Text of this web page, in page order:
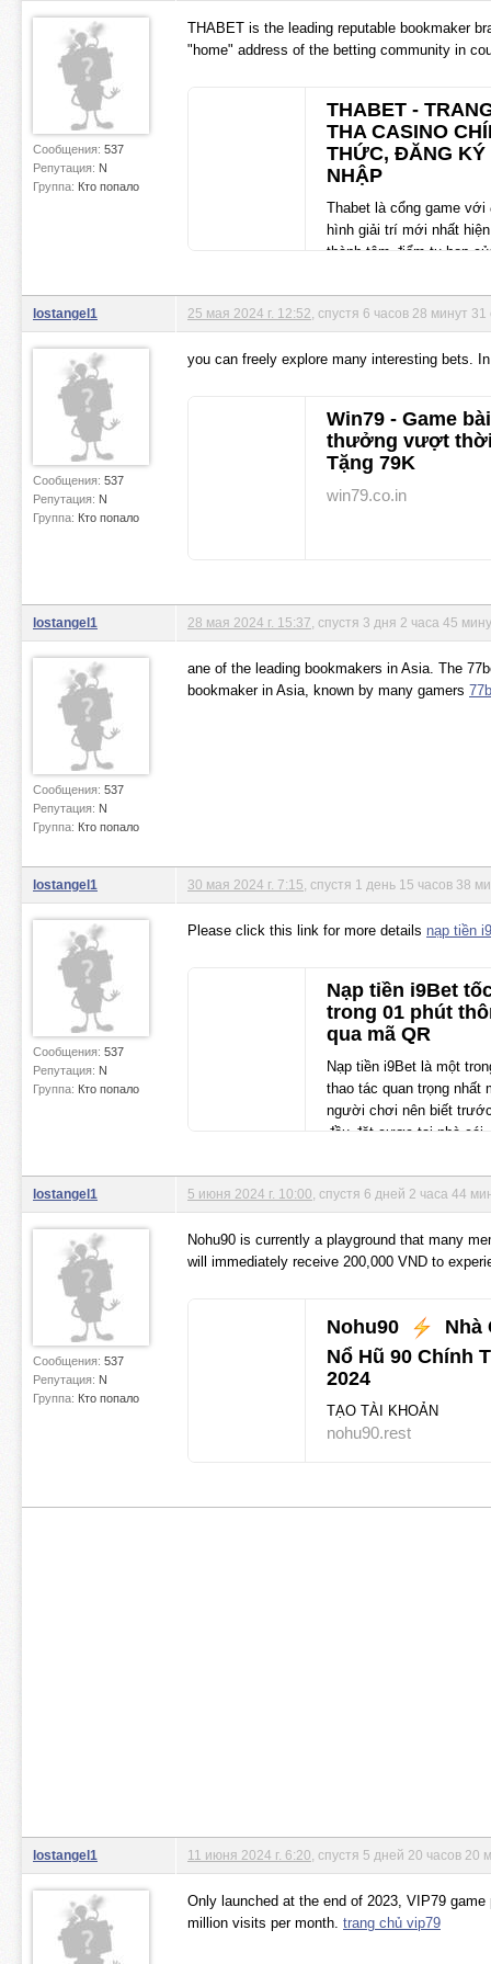
Сообщения: 537
Репутация: N
Группа: Кто попало
THABET is the leading reputable bookmaker
"home" address of the betting community in
THABET -
THA CASINO
THỨC, ĐĂNG
NHẬP
Thabet là cổng game với
hình giải trí mới nhất
thành tâm điểm tụ họp
chúng tôi tham gia v
thabet.boats
lostangel1
Сообщения: 537
Репутация: N
Группа: Кто попало
25 мая 2024 г. 12:52 , спустя 6 часов 28 минут 31
you can freely explore many interesting bets.
Win79 - Game
thưởng vượt
Tặng 79K
win79.co.in
lostangel1
Сообщения: 537
Репутация: N
Группа: Кто попало
28 мая 2024 г. 15:37 , спустя 3 дня 2 часа 45
ane of the leading bookmakers in Asia. The
bookmaker in Asia, known by many gamers
lostangel1
Сообщения: 537
Репутация: N
Группа: Кто попало
30 мая 2024 г. 7:15 , спустя 1 день 15 часов 38
Please click this link for more details nạp tiền
Nạp tiền i9Bet
trong 01 phút
qua mã QR
Nạp tiền i9Bet là một
thao tác quan trọng nhất
người chơi nên biết
đầu đặt cược tại nhà
lostangel1
Сообщения: 537
Репутация: N
Группа: Кто попало
5 июня 2024 г. 10:00 , спустя 6 дней 2 часа 44
Nohu90 is currently a playground that many
will immediately receive 200,000 VND to
Nohu90
Nhà
Nổ Hũ 90 Chính
2024
TẠO TÀI KHOẢN
nohu90.rest
lostangel1 11 июня 2024 г. 6:20 , спустя 5 дней 20 часов 20
Only launched at the end of 2023, VIP79
million visits per month. trang chủ vip79